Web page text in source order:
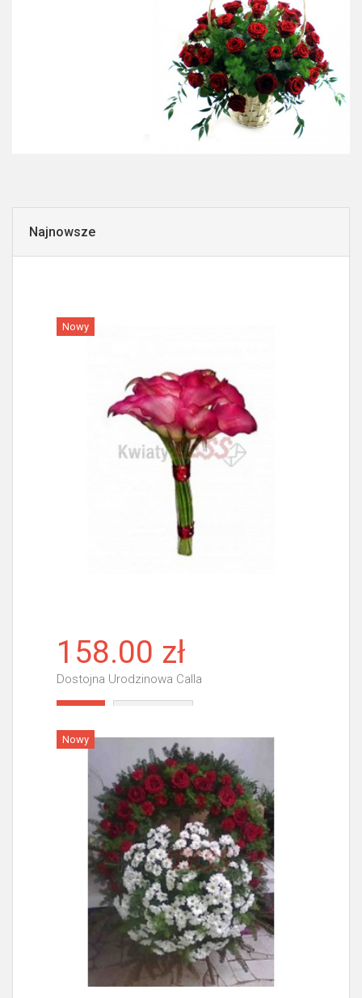
Najnowsze
Nowy
158.00 zł
Dostojna Urodzinowa Calla
Nowy